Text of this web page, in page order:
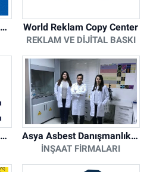
TURYAP GAYRİMENKUL DANIŞMANLIK HİZMETLERİ World Reklam Copy Center
REKLAM VE DIJITAL BASKI
TEKCE ® | Global Gayrimenkul Şirketi Asya Asbest Danışmanlık - Asbest Söküm ve Asbest Raporu
İNŞAAT FIRMALARI